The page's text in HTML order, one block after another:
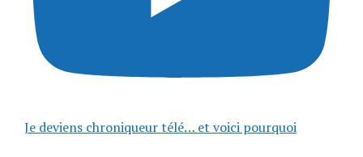
Je deviens chroniqueur télé… et voici pourquoi